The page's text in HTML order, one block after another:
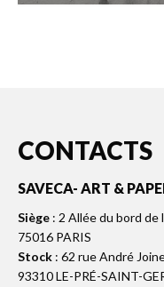
CONTACTS
SAVECA- ART &
Siège : 2 Allée du bord de
75016 PARIS
Stock : 62 rue André
93310 LE-PRÉ-SAINT-